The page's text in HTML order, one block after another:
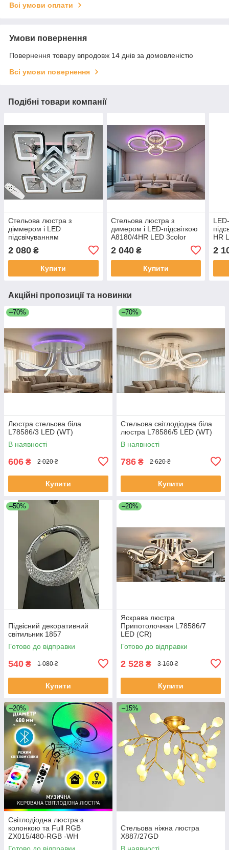
Всі умови оплати
Умови повернення
Повернення товару впродовж 14 днів за домовленістю
Всі умови повернення
Подібні товари компанії
Стельова люстра з
діммером і LED
підсвічуванням
S8157/4+1HR LED 3color
dimmer
2 080 ₴
Купити
Стельова люстра з
димером і LED-підсвіткою
A8180/4HR LED 3color
2 040₴
Купити
HR
2
Акційні пропозиції та новинки
–70%
Люстра стельова біла
L78586/3 LED (WT)
В наявності
606 ₴ 2 020 ₴
Купити
–70%
Стельова світлодіодна біла
люстра L78586/5 LED (WT)
В наявності
786 ₴ 2 620 ₴
Купити
–50%
Підвісний декоративний
світильник 1857
Готово до відправки
540 ₴ 1 080 ₴
Купити
–20%
Яскрава люстра
Припотолочная L78586/7
LED (CR)
Готово до відправки
2 528 ₴ 3 160 ₴
Купити
–20%
Світлодіодна люстра з
колонкою та Full RGB
ZX015/480-RGB -WH
–15%
Стельова ніжна люстра
X887/27GD